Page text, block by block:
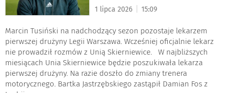
1 lipca 2026 15:09
Marcin Tusiński na nadchodzący sezon pozostaje lekarzem
pierwszej drużyny Legii Warszawa. Wcześniej oficjalnie lekarz
nie prowadził rozmów z Unią Skierniewice. W najbliższych
miesiącach Unia Skierniewice będzie poszukiwała lekarza
pierwszej drużyny. Na razie doszło do zmiany trenera
motorycznego. Bartka Jastrzębskiego zastąpił Damian Fos z